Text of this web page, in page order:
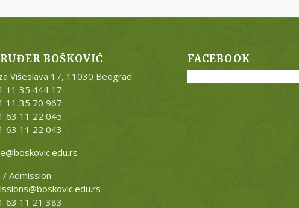
BOŠKOVIĆ
Višeslava 17, 11030 Beograd
11 35 444 17
11 35 70 967
63 11 22 045
63 11 22 043
/ Admission
63 11 21 383
FACEBOOK